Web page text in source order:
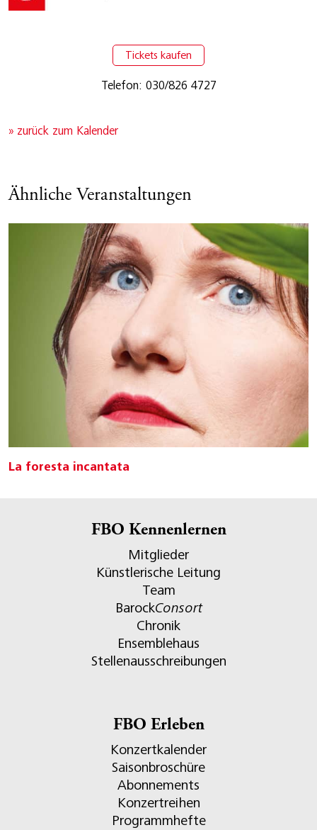
Tickets kaufen
Telefon: 030/826 4727
» zurück zum Kalender
Ähnliche Veranstaltungen
La foresta incantata
FBO Kennenlernen
Mitglieder
Künstlerische Leitung
Team
BarockConsort
Chronik
Ensemblehaus
Stellenausschreibungen
FBO Erleben
Konzertkalender
Saisonbroschüre
Abonnements
Konzertreihen
Programmhefte